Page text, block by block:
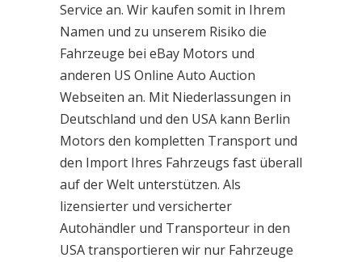
Service an. Wir kaufen somit in Ihrem
Namen und zu unserem Risiko die
Fahrzeuge bei eBay Motors und
anderen US Online Auto Auction
Webseiten an. Mit Niederlassungen in
Deutschland und den USA kann Berlin
Motors den kompletten Transport und
den Import Ihres Fahrzeugs fast überall
auf der Welt unterstützen. Als
lizensierter und versicherter
Autohändler und Transporteur in den
USA transportieren wir nur Fahrzeuge